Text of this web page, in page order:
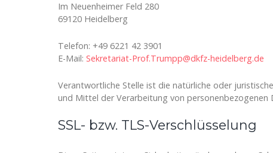
Im Neuenheimer Feld 280
69120 Heidelberg
Telefon: +49 6221 42 3901
E-Mail: Sekretariat-Prof.Trumpp@dkfz-heidelberg.de
Verantwortliche Stelle ist die natürliche oder
und Mittel der Verarbeitung von personenbezogenen
SSL- bzw. TLS-Verschlüsselung